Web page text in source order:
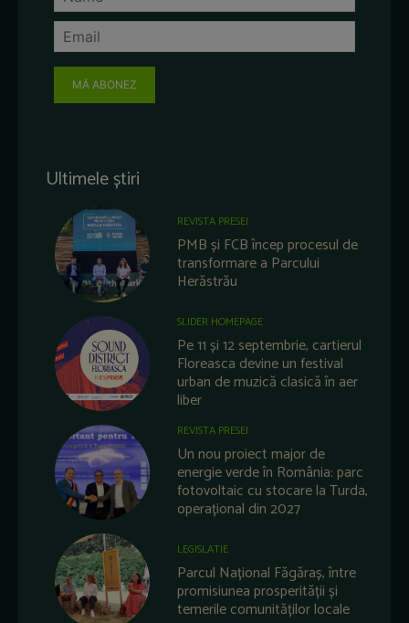
MĂ ABONEZ
Ultimele știri
REVISTA PRESEI
PMB și FCB încep procesul de
transformare a Parcului
Herăstrău
SLIDER HOMEPAGE
Pe 11 și 12 septembrie, cartierul
Floreasca devine un festival
urban de muzică clasică în aer
liber
REVISTA PRESEI
Un nou proiect major de
energie verde în România: parc
fotovoltaic cu stocare la Turda,
operațional din 2027
LEGISLATIE
Parcul Național Făgăraș, între
promisiunea prosperității și
temerile comunităților locale